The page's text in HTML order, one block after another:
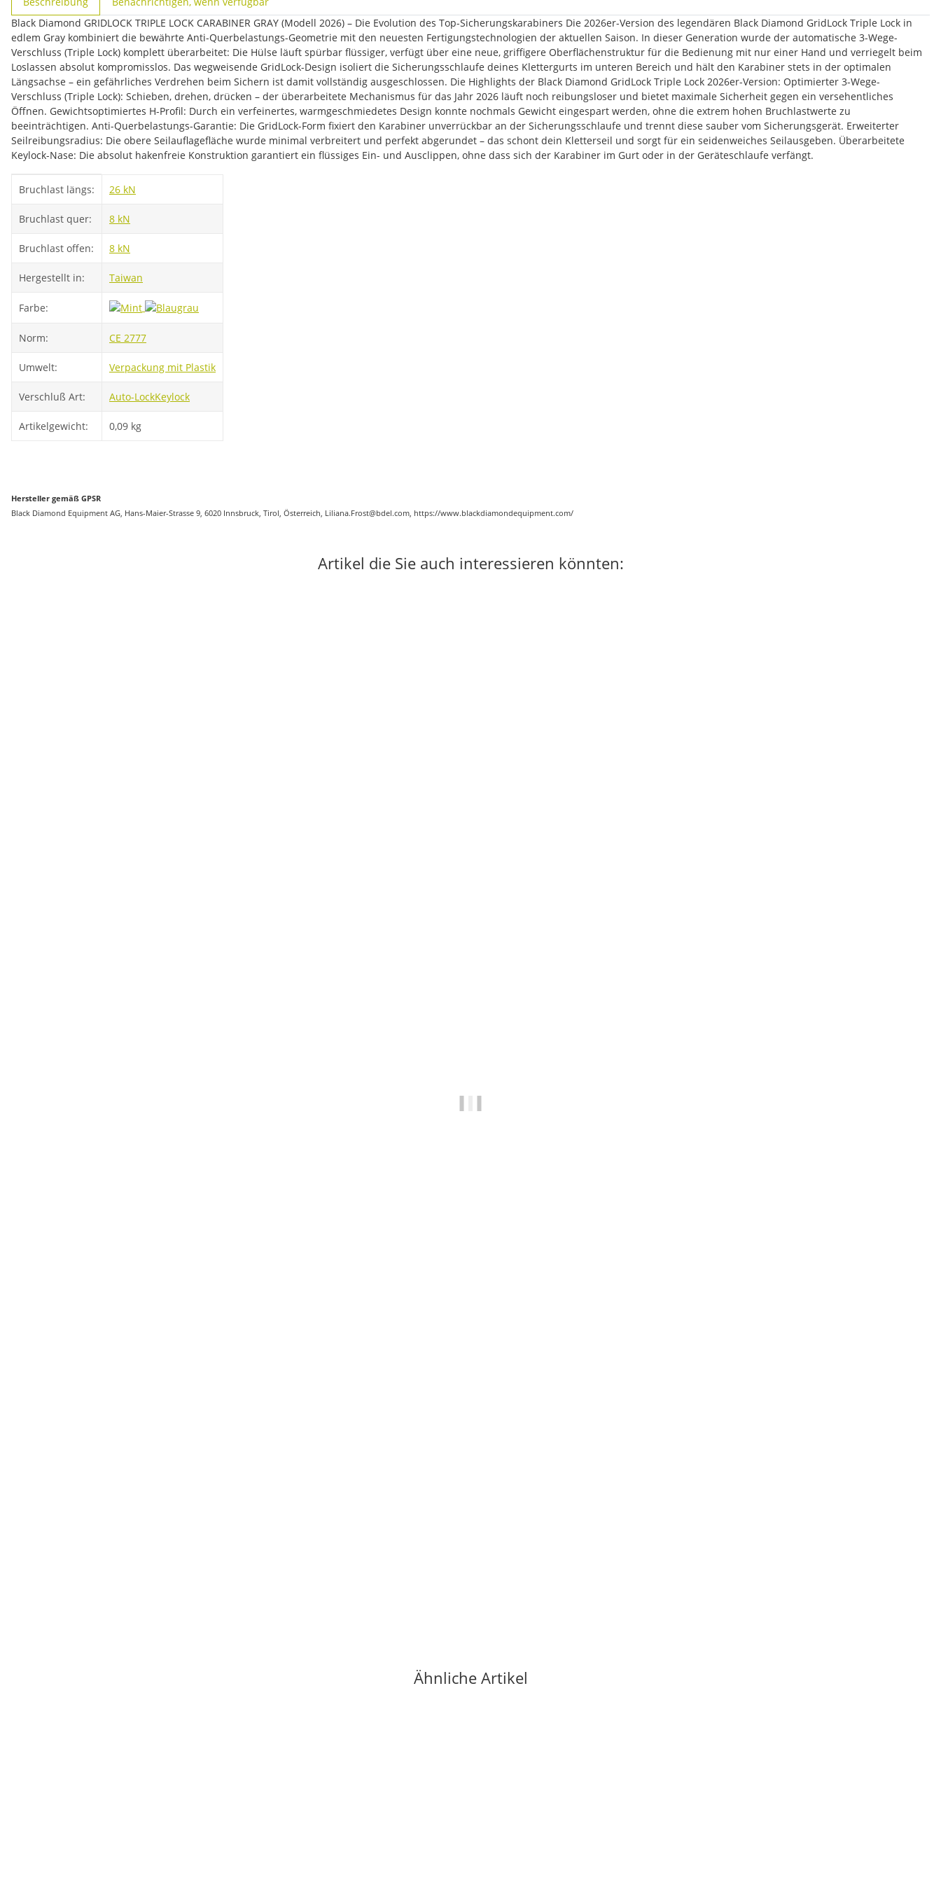
Black Diamond GRIDLOCK TRIPLE LOCK CARABINER GRAY (Modell 2026) – Die Evolution des Top-Sicherungskarabiners Die 2026er-Version des legendären Black Diamond GridLock Triple Lock in
edlem Gray kombiniert die bewährte Anti-Querbelastungs-Geometrie mit den neuesten Fertigungstechnologien der aktuellen Saison. In dieser Generation wurde der automatische 3-Wege-
Verschluss (Triple Lock) komplett überarbeitet: Die Hülse läuft spürbar flüssiger, verfügt über eine neue, griffigere Oberflächenstruktur für die Bedienung mit nur einer Hand und verriegelt beim
Loslassen absolut kompromisslos. Das wegweisende GridLock-Design isoliert die Sicherungsschlaufe deines Klettergurts im unteren Bereich und hält den Karabiner stets in der optimalen
Längsachse – ein gefährliches Verdrehen beim Sichern ist damit vollständig ausgeschlossen. Die Highlights der Black Diamond GridLock Triple Lock 2026er-Version: Optimierter 3-Wege-
Verschluss (Triple Lock): Schieben, drehen, drücken – der überarbeitete Mechanismus für das Jahr 2026 läuft noch reibungsloser und bietet maximale Sicherheit gegen ein versehentliches
Öffnen. Gewichtsoptimiertes H-Profil: Durch ein verfeinertes, warmgeschmiedetes Design konnte nochmals Gewicht eingespart werden, ohne die extrem hohen Bruchlastwerte zu
beeinträchtigen. Anti-Querbelastungs-Garantie: Die GridLock-Form fixiert den Karabiner unverrückbar an der Sicherungsschlaufe und trennt diese sauber vom Sicherungsgerät. Erweiterter
Seilreibungsradius: Die obere Seilauflagefläche wurde minimal verbreitert und perfekt abgerundet – das schont dein Kletterseil und sorgt für ein seidenweiches Seilausgeben. Überarbeitete
Keylock-Nase: Die absolut hakenfreie Konstruktion garantiert ein flüssiges Ein- und Ausclippen, ohne dass sich der Karabiner im Gurt oder in der Geräteschlaufe verfängt.
Bruchlast längs: 26 kN
Bruchlast quer: 8 kN
Bruchlast offen: 8 kN
Hergestellt in: Taiwan
Farbe:
Norm: CE 2777
Umwelt: Verpackung mit Plastik
Verschluß Art: Auto-LockKeylock
Artikelgewicht: 0,09 kg
Hersteller gemäß GPSR
Black Diamond Equipment AG, Hans-Maier-Strasse 9, 6020 Innsbruck, Tirol, Österreich, Liliana.Frost@bdel.com, https://www.blackdiamondequipment.com/
Artikel die Sie auch interessieren könnten:
Ähnliche Artikel